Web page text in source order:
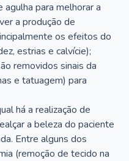
para melhorar a
a produção de
os efeitos do
estrias e calvície);
removidos sinais da
e tatuagem) para
há a realização de
a beleza do paciente
Entre alguns dos
(remoção de tecido na